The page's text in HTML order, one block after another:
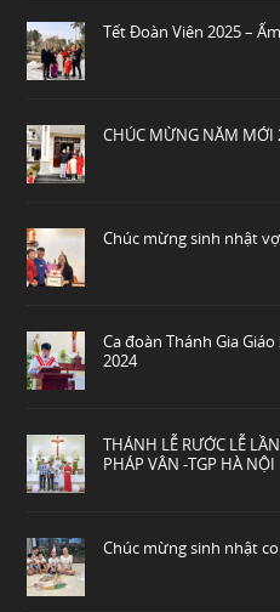
Tết Đoàn Viên 2025 –
CHÚC MỪNG NĂM MỚI
Chúc mừng sinh nhật
Ca đoàn Thánh Gia
2024
THÁNH LỄ RƯỚC LỄ
PHÁP VÂN -TGP HÀ NỘI
Chúc mừng sinh nhật